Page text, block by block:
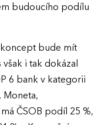
budoucího podílu
bude mít
i tak dokázal
6 bank v kategorii
Moneta,
ČSOB podíl 25 %,